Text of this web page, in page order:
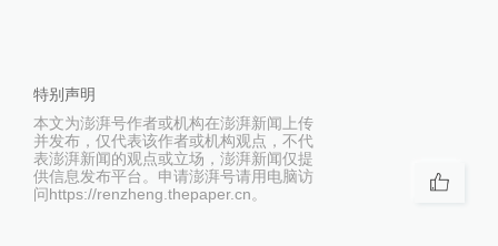
特别声明
本文为澎湃号作者或机构在澎湃新闻上传
并发布，仅代表该作者或机构观点，不代
表澎湃新闻的观点或立场，澎湃新闻仅提
供信息发布平台。申请澎湃号请用电脑访
问https://renzheng.thepaper.cn。